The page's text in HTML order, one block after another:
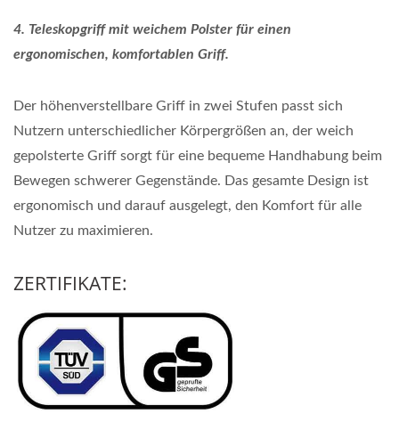
4. Teleskopgriff mit weichem Polster für einen
ergonomischen, komfortablen Griff.
Der höhenverstellbare Griff in zwei Stufen passt sich
Nutzern unterschiedlicher Körpergrößen an, der weich
gepolsterte Griff sorgt für eine bequeme Handhabung beim
Bewegen schwerer Gegenstände. Das gesamte Design ist
ergonomisch und darauf ausgelegt, den Komfort für alle
Nutzer zu maximieren.
ZERTIFIKATE: